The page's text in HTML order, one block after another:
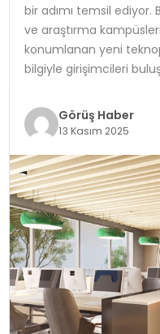
TEKNOLOJI
YAŞAM
bir adımı temsil
ve araştırma
konumlanan yeni
bilgiyle girişimcileri
Görüş Haber
13 Kasım 2025